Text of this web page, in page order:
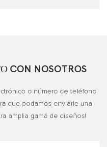
CON NOSOTROS
o número de teléfono
que podamos enviarle una
amplia gama de diseños!